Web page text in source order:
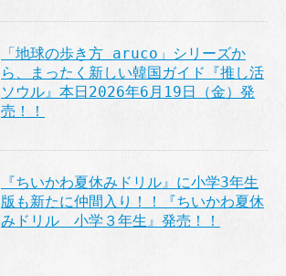
「地球の歩き方 aruco」シリーズか
ら、まったく新しい韓国ガイド『推し活
ソウル』本日2026年6月19日（金）発
売！！
『ちいかわ夏休みドリル』に小学3年生
版も新たに仲間入り！！『ちいかわ夏休
みドリル 小学３年生』発売！！